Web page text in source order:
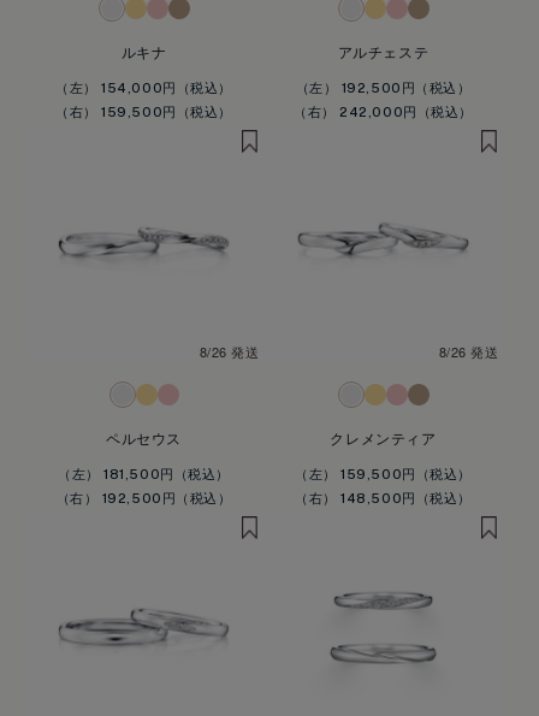
ルキナ
（左） 154,000円
（右） 159,500円
アルチェステ
（左） 192,500円
（右） 242,000円
8/26 発送
ペルセウス
（左） 181,500円
（右） 192,500円
8/26 発送
クレメンティア
（左） 159,500円
（右） 148,500円